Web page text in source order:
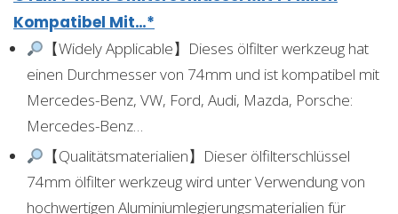
Kompatibel Mit…*
【Widely Applicable】Dieses ölfilter werkzeug hat
einen Durchmesser von 74mm und ist kompatibel mit
Mercedes-Benz, VW, Ford, Audi, Mazda, Porsche:
Mercedes-Benz…
【Qualitätsmaterialien】Dieser ölfilterschlüssel
74mm ölfilter werkzeug wird unter Verwendung von
hochwertigen Aluminiumlegierungsmaterialien für